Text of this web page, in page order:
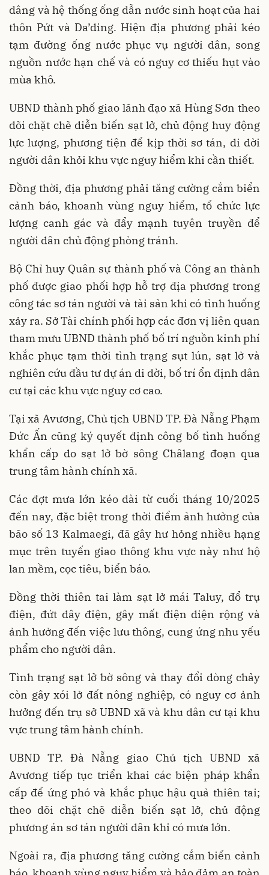
dâng và hệ thống ống dẫn nước sinh hoạt của hai
thôn Pứt và Da’ding. Hiện địa phương phải kéo
tạm đường ống nước phục vụ người dân, song
nguồn nước hạn chế và có nguy cơ thiếu hụt vào
mùa khô.
UBND thành phố giao lãnh đạo xã Hùng Sơn theo
dõi chặt chẽ diễn biến sạt lở, chủ động huy động
lực lượng, phương tiện để kịp thời sơ tán, di dời
người dân khỏi khu vực nguy hiểm khi cần thiết.
Đồng thời, địa phương phải tăng cường cắm biển
cảnh báo, khoanh vùng nguy hiểm, tổ chức lực
lượng canh gác và đẩy mạnh tuyên truyền để
người dân chủ động phòng tránh.
Bộ Chỉ huy Quân sự thành phố và Công an thành
phố được giao phối hợp hỗ trợ địa phương trong
công tác sơ tán người và tài sản khi có tình huống
xảy ra. Sở Tài chính phối hợp các đơn vị liên quan
tham mưu UBND thành phố bố trí nguồn kinh phí
khắc phục tạm thời tình trạng sụt lún, sạt lở và
nghiên cứu đầu tư dự án di dời, bố trí ổn định dân
cư tại các khu vực nguy cơ cao.
Tại xã Avương, Chủ tịch UBND TP. Đà Nẵng Phạm
Đức Ấn cũng ký quyết định công bố tình huống
khẩn cấp do sạt lở bờ sông Châlang đoạn qua
trung tâm hành chính xã.
Các đợt mưa lớn kéo dài từ cuối tháng 10/2025
đến nay, đặc biệt trong thời điểm ảnh hưởng của
bão số 13 Kalmaegi, đã gây hư hỏng nhiều hạng
mục trên tuyến giao thông khu vực này như hộ
lan mềm, cọc tiêu, biển báo.
Đồng thời thiên tai làm sạt lở mái Taluy, đổ trụ
điện, đứt dây điện, gây mất điện diện rộng và
ảnh hưởng đến việc lưu thông, cung ứng nhu yếu
phẩm cho người dân.
Tình trạng sạt lở bờ sông và thay đổi dòng chảy
còn gây xói lở đất nông nghiệp, có nguy cơ ảnh
hưởng đến trụ sở UBND xã và khu dân cư tại khu
vực trung tâm hành chính.
UBND TP. Đà Nẵng giao Chủ tịch UBND xã
Avương tiếp tục triển khai các biện pháp khẩn
cấp để ứng phó và khắc phục hậu quả thiên tai;
theo dõi chặt chẽ diễn biến sạt lở, chủ động
phương án sơ tán người dân khi có mưa lớn.
Ngoài ra, địa phương tăng cường cắm biển cảnh